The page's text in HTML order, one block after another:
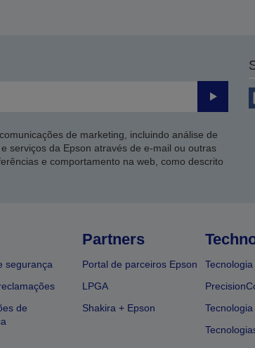
Enviar
de marketing, incluindo análise de
serviços da Epson através de e-mail ou outras
e comportamento na web, como descrito
segurança
de
Partners
Portal de parceiros Epson
LPGA
Shakira + Epson